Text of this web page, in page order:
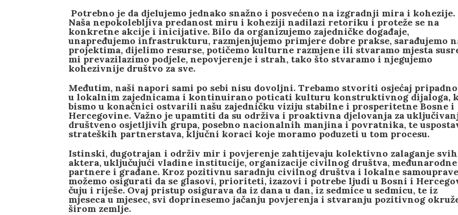
Potrebno je da djelujemo jednako snažno i posvećeno na izgradnji mira i kohezije.
Naša nepokolebljiva predanost miru i koheziji nadilazi retoriku i proteže se na
konkretne akcije i inicijative. Bilo da organizujemo zajedničke događaje,
unapređujemo infrastrukturu, razmjenjujemo primjere dobre prakse, sarađujemo
projektima, dijelimo resurse, potičemo kulturne razmjene ili stvaramo mjesta
mi prevazilazimo podjele, nepovjerenje i strah, tako što stvaramo i njegujemo
kohezivnije društvo za sve.
Međutim, naši napori sami po sebi nisu dovoljni. Trebamo stvoriti osjećaj
u lokalnim zajednicama i kontinuirano poticati kulturu konstruktivnog dijaloga,
bismo u konačnici ostvarili našu zajedničku viziju stabilne i prosperitetne Bosne i
Hercegovine. Važno je upamtiti da su održiva i proaktivna djelovanja za
društveno osjetljivih grupa, posebno nacionalnih manjina i povratnika, te
strateških partnerstava, ključni koraci koje moramo poduzeti u tom procesu.
Istinski, dugotrajan i održiv mir i povjerenje zahtijevaju kolektivno zalaganje svih
aktera, uključujući vladine institucije, organizacije civilnog društva, međunarodne
partnere i građane. Kroz pozitivnu saradnju civilnog društva i lokalne
možemo osigurati da se glasovi, prioriteti, izazovi i potrebe ljudi u Bosni i
čuju i riješe. Ovaj pristup osigurava da iz dana u dan, iz sedmice u sedmicu, te iz
mjeseca u mjesec, svi doprinesemo jačanju povjerenja i stvaranju pozitivnog
širom zemlje.